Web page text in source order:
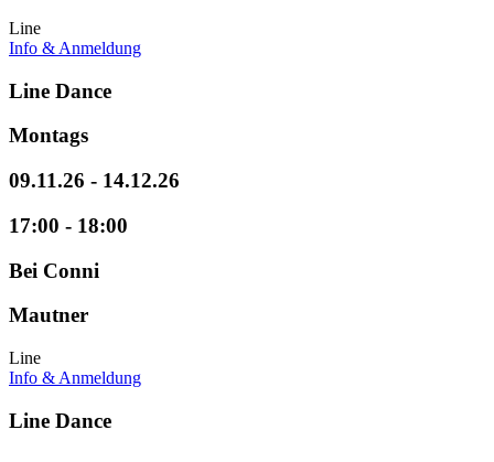
Line
Info & Anmeldung
Line Dance
Montags
09.11.26 - 14.12.26
17:00 - 18:00
Bei Conni
Mautner
Line
Info & Anmeldung
Line Dance